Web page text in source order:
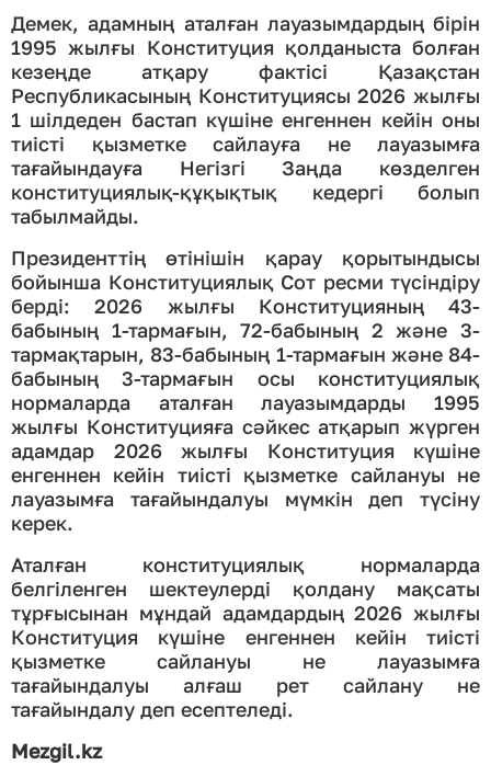
Демек, адамның аталған лауазымдардың бірін
1995 жылғы Конституция қолданыста болған
кезеңде атқару фактісі Қазақстан
Республикасының Конституциясы 2026 жылғы
1 шілдеден бастап күшіне енгеннен кейін оны
тиісті қызметке сайлауға не лауазымға
тағайындауға Негізгі Заңда көзделген
конституциялық-құқықтық кедергі болып
табылмайды.
Президенттің өтінішін қарау қорытындысы
бойынша Конституциялық Сот ресми түсіндіру
берді: 2026 жылғы Конституцияның 43-
бабының 1-тармағын, 72-бабының 2 және 3-
тармақтарын, 83-бабының 1-тармағын және 84-
бабының 3-тармағын осы конституциялық
нормаларда аталған лауазымдарды 1995
жылғы Конституцияға сәйкес атқарып жүрген
адамдар 2026 жылғы Конституция күшіне
енгеннен кейін тиісті қызметке сайлануы не
лауазымға тағайындалуы мүмкін деп түсіну
керек.
Аталған конституциялық нормаларда
белгіленген шектеулерді қолдану мақсаты
тұрғысынан мұндай адамдардың 2026 жылғы
Конституция күшіне енгеннен кейін тиісті
қызметке сайлануы не лауазымға
тағайындалуы алғаш рет сайлану не
тағайындалу деп есептеледі.
Mezgil.kz